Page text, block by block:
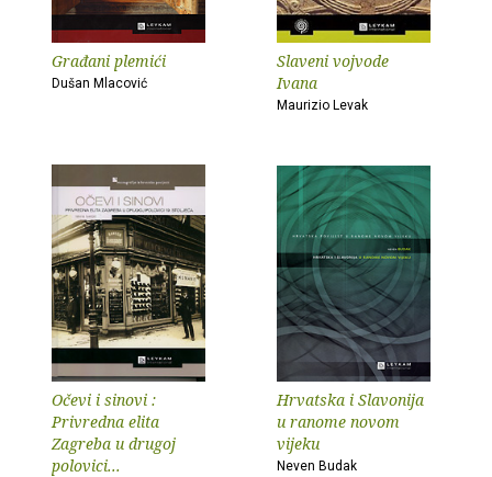
Građani plemići
Dušan Mlacović
Slaveni vojvode
Ivana
Maurizio Levak
Očevi i sinovi :
Privredna elita
Zagreba u drugoj
polovici...
Hrvatska i Slavonija
u ranome novom
vijeku
Neven Budak